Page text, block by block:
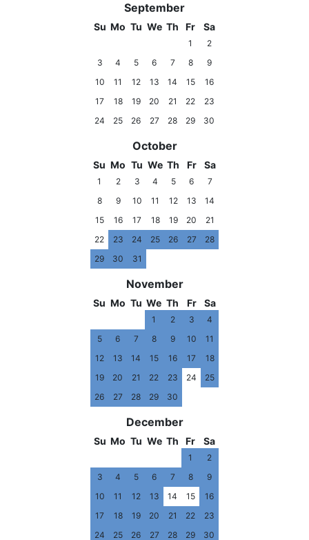
September
Su Mo Tu We Th Fr Sa
1
2
3
4 5 6 7 8
9
10
11 12 13 14 15
16
17
18 19 20 21 22
23
24
25 26 27 28 29 30
October
Su Mo Tu We Th Fr Sa
1 2 3 4 5 6
7
8
9 10 11 12 13
14
15
16 17 18 19 20
21
22
23 24 25 26 27
28
29
30 31
November
Su Mo Tu We Th Fr Sa
1 2 3
4
5
6 7 8 9 10
11
12
13 14 15 16 17
18
19
20 21 22 23 24
25
26
27 28 29 30
December
Su Mo Tu We Th Fr Sa
1
2
3
4 5 6 7 8
9
10
11 12 13 14 15
16
17
18 19 20 21 22
23
24
25 26 27 28 29 30